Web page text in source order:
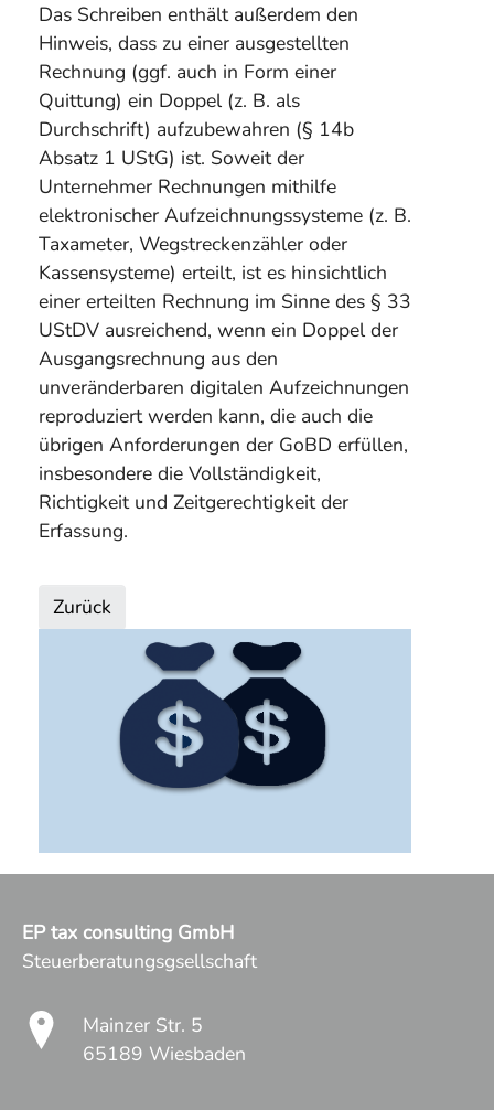
Das Schreiben enthält außerdem den
Hinweis, dass zu einer ausgestellten
Rechnung (ggf. auch in Form einer
Quittung) ein Doppel (z. B. als
Durchschrift) aufzubewahren (§ 14b
Absatz 1 UStG) ist. Soweit der
Unternehmer Rechnungen mithilfe
elektronischer Aufzeichnungssysteme (z. B.
Taxameter, Wegstreckenzähler oder
Kassensysteme) erteilt, ist es hinsichtlich
einer erteilten Rechnung im Sinne des § 33
UStDV ausreichend, wenn ein Doppel der
Ausgangsrechnung aus den
unveränderbaren digitalen Aufzeichnungen
reproduziert werden kann, die auch die
übrigen Anforderungen der GoBD erfüllen,
insbesondere die Vollständigkeit,
Richtigkeit und Zeitgerechtigkeit der
Erfassung.
Zurück
EP tax consulting GmbH
Steuerberatungsgsellschaft
Mainzer Str. 5
65189 Wiesbaden